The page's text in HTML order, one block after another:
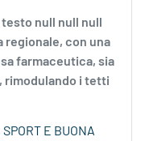
null null null
regionale, con una
farmaceutica, sia
rimodulando i tetti
E BUONA